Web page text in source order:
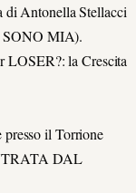
di Antonella Stellacci
SONO MIA).
LOSER?: la Crescita
presso il Torrione
DAL